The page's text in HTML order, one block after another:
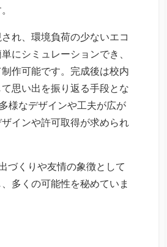
れ、環境負荷の少ないエコ
にシミュレーションでき、
作可能です。完成後は校内
思い出を振り返る手段とな
様なデザインや工夫が広が
インや許可取得が求められ
づくりや友情の象徴として
多くの可能性を秘めていま